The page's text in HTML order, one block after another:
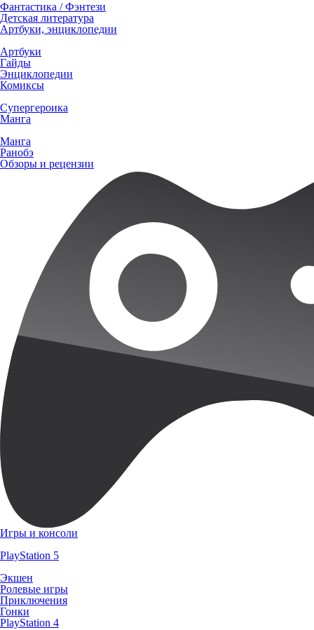
Фантастика / Фэнтези
Детская литература
Артбуки, энциклопедии
Артбуки
Гайды
Энциклопедии
Комиксы
Супергероика
Манга
Манга
Ранобэ
Обзоры и рецензии
Игры и консоли
PlayStation 5
Экшен
Ролевые игры
Приключения
Гонки
PlayStation 4